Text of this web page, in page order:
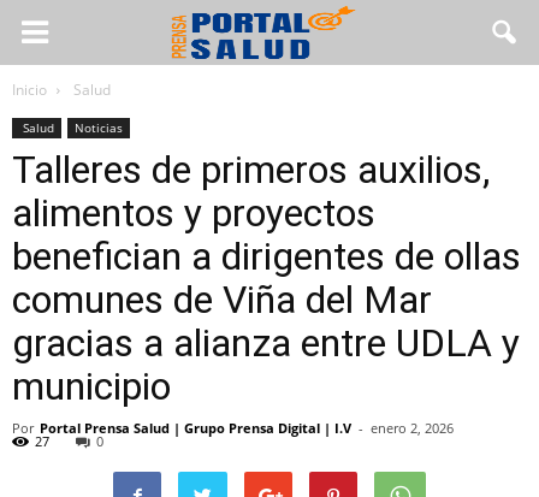
Inicio Salud
Salud Noticias
Talleres de primeros auxilios,
alimentos y proyectos
benefician a dirigentes de ollas
comunes de Viña del Mar
gracias a alianza entre UDLA y
municipio
Por Portal Prensa Salud | Grupo Prensa Digital | I.V - enero 2, 2026
27 0